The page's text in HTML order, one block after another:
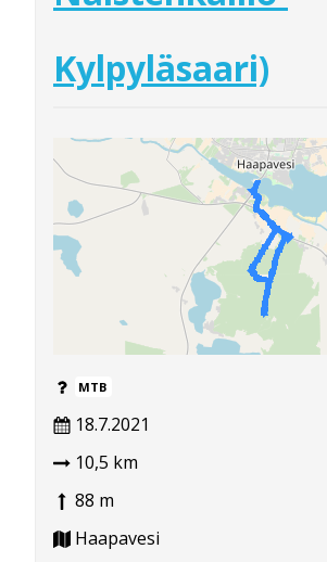
Kylpyläsaari)
MTB
18.7.2021
10,5 km
88 m
Haapavesi